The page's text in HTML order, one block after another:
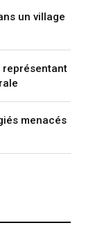
un village
représentant
menacés